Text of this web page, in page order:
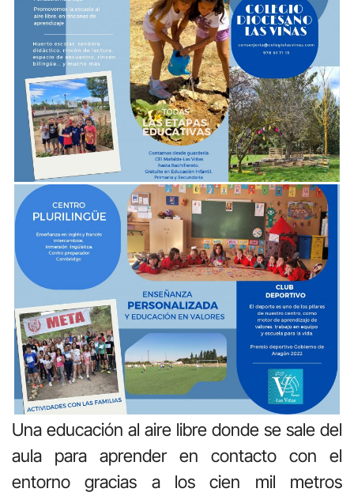
Una educación al aire libre donde se sale del
aula para aprender en contacto con el
entorno gracias a los cien mil metros